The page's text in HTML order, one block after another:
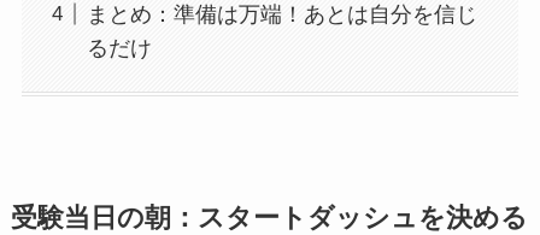
まとめ：準備は万端！あとは自分を信じ
るだけ
受験当日の朝：スタートダッシュを決める